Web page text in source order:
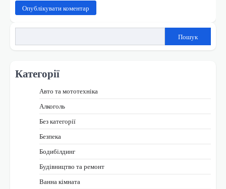
Пошук
Категорії
Авто та мототехніка
Алкоголь
Без категорії
Безпека
Бодибілдинг
Будівництво та ремонт
Ванна кімната